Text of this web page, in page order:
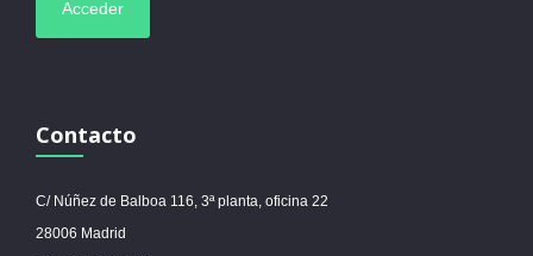
Contacto
C/ Núñez de Balboa 116, 3ª planta, oficina 22
28006 Madrid